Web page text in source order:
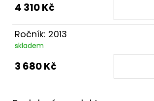
4 310 Kč
Ročník: 2013
skladem
3 680 Kč